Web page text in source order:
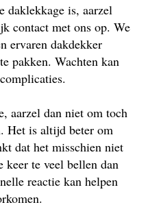
daklekkage is, aarzel
contact met ons op. We
ervaren dakdekker
pakken. Wachten kan
aarzel dan niet om toch
Het is altijd beter om
dat het misschien niet
te veel bellen dan
reactie kan helpen